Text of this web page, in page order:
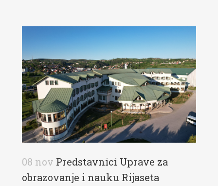
08 nov Predstavnici Uprave za
obrazovanje i nauku Rijaseta